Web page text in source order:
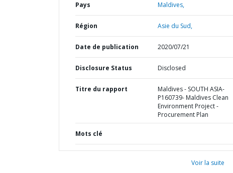
Pays Maldives,
Région Asie du Sud,
Date de publication 2020/07/21
Disclosure Status Disclosed
Titre du rapport
Maldives - SOUTH ASIA-
P160739- Maldives Clean
Environment Project -
Procurement Plan
Mots clé
Voir la suite